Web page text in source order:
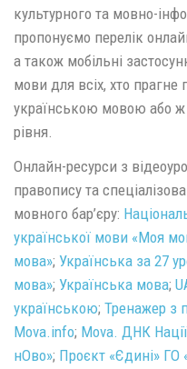
культурного та мовно-
пропонуємо перелік
а також мобільні
мови для всіх, хто прагне
українською мовою або ж
рівня.
Онлайн-ресурси з
правопису та
мовного бар’єру:
української мови «Моя
мова»; Українська за 27
мова»; Українська мова;
українською; Тренажер з
Mova.info; Mova. ДНК Нації
нОво»; Проєкт «Єдині» ГО